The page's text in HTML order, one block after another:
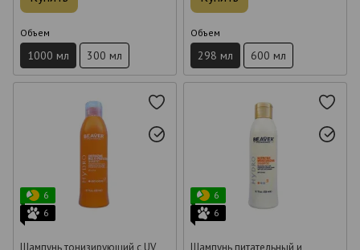
Объем
1000 мл 300 мл
Объем
298 мл 600 мл
6
6
Шампунь тонизирующий с UV
6
6
Шампунь питательный и